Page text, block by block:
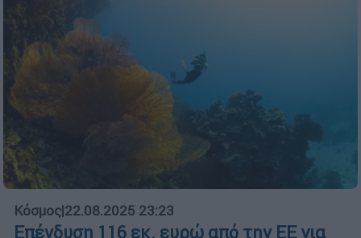
Κόσμος|22.08.2025 23:23
Επένδυση 116 εκ. ευρώ από την ΕΕ για